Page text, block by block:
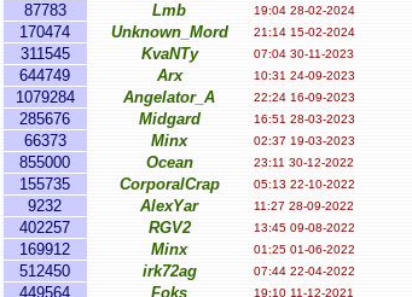
87783 Lmb 19:04 28-02-2024
170474 Unknown_Mord 21:14 15-02-2024
311545 KvaNTy 07:04 30-11-2023
644749 Arx 10:31 24-09-2023
1079284 Angelator_A 22:24 16-09-2023
285676 Midgard 16:51 28-03-2023
66373 Minx 02:37 19-03-2023
855000 Ocean 23:11 30-12-2022
155735 CorporalCrap 05:13 22-10-2022
9232 AlexYar 11:27 28-09-2022
402257 RGV2 13:45 09-08-2022
169912 Minx 01:25 01-06-2022
512450 irk72ag 07:44 22-04-2022
449564 Foks 19:10 11-12-2021